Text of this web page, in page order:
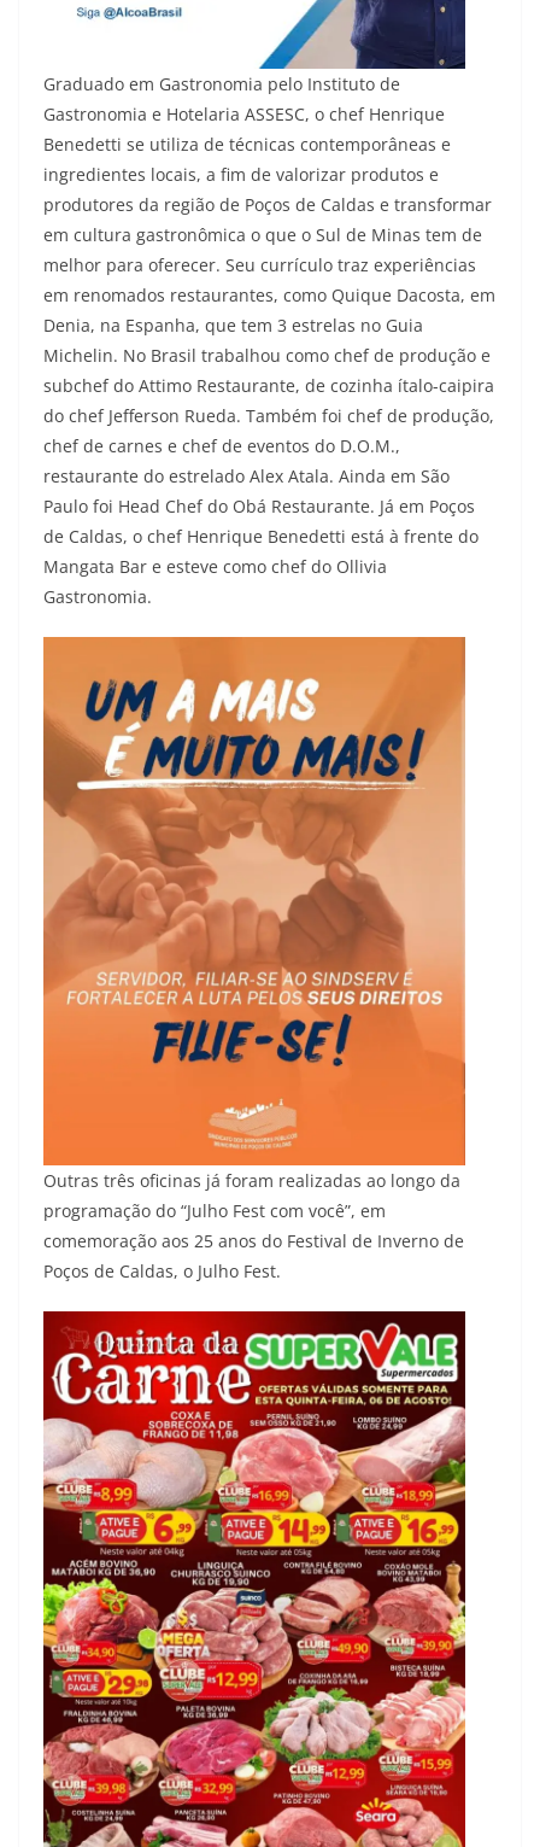
Graduado em Gastronomia pelo Instituto de
Gastronomia e Hotelaria ASSESC, o chef Henrique
Benedetti se utiliza de técnicas contemporâneas e
ingredientes locais, a fim de valorizar produtos e
produtores da região de Poços de Caldas e transformar
em cultura gastronômica o que o Sul de Minas tem de
melhor para oferecer. Seu currículo traz experiências
em renomados restaurantes, como Quique Dacosta, em
Denia, na Espanha, que tem 3 estrelas no Guia
Michelin. No Brasil trabalhou como chef de produção e
subchef do Attimo Restaurante, de cozinha ítalo-caipira
do chef Jefferson Rueda. Também foi chef de produção,
chef de carnes e chef de eventos do D.O.M.,
restaurante do estrelado Alex Atala. Ainda em São
Paulo foi Head Chef do Obá Restaurante. Já em Poços
de Caldas, o chef Henrique Benedetti está à frente do
Mangata Bar e esteve como chef do Ollivia
Gastronomia.
Outras três oficinas já foram realizadas ao longo da
programação do “Julho Fest com você”, em
comemoração aos 25 anos do Festival de Inverno de
Poços de Caldas, o Julho Fest.